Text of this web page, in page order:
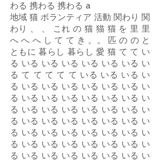
わる 携わる 携わる a
地域 猫 ボランティア 活動 関わり 関
わり 、 、 これ の 猫 猫 猫 を 里 里
へ へ へ し て て き 。。 匹 の の と
ともに 暮らし 暮らし 愛 猫 て て い
る いる いる いる いる いる いる い
る て て て て て いる いる いる い
る いる いる いる いる いる いる い
る いる いる いる いる いる いる い
る いる いる いる いる いる いる い
る いる いる いる いる いる いる い
る いる いる いる いる いる いる い
る いる いる いる いる いる いる い
る いる いる いる いる いる いる い